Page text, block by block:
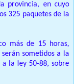
provincia, en cuyo
325 paquetes de la
más de 15 horas,
sometidos a la
la ley 50-88, sobre